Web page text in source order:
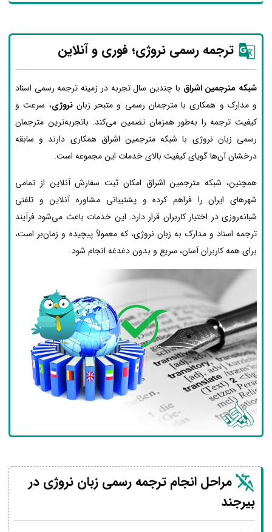
ترجمه رسمی نروژی؛ فوری و آنلاین
شبکه مترجمین اشراق با چندین سال تجربه در زمینه ترجمه رسمی اسناد
و مدارک و همکاری با مترجمان رسمی و متبحر زباننروژی، سرعت و
کیفیت ترجمه را به‌طور همزمان تضمین می‌کند. باتجربه‌ترین مترجمان
رسمی زبان نروژی با شبکه مترجمین اشراق همکاری دارند و سابقه
درخشان آن‌ها گویای کیفیت بالای خدمات این مجموعه است.
همچنین، شبکه مترجمین اشراق امکان ثبت سفارش آنلاین از تمامی
شهرهای ایران را فراهم کرده و پشتیبانی مشاوره آنلاین و تلفنی
شبانه‌روزی در اختیار کاربران قرار دارد. این خدمات باعث می‌شود فرآیند
ترجمه اسناد و مدارک به زبان نروژی، که معمولاً پیچیده و زمان‌بر است،
برای همه کاربران آسان، سریع و بدون دغدغه انجام شود.
مراحل انجام ترجمه رسمی زبان نروژی در
بیرجند